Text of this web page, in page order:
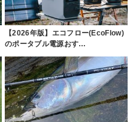
【2026年版】エコフロー(EcoFlow)
のポータブル電源おす…